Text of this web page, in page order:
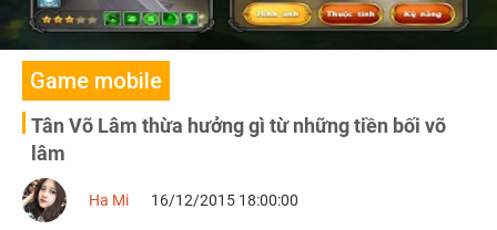
Game mobile
Tân Võ Lâm thừa hưởng gì từ những tiền bối võ
lâm
Ha Mi 16/12/2015 18:00:00